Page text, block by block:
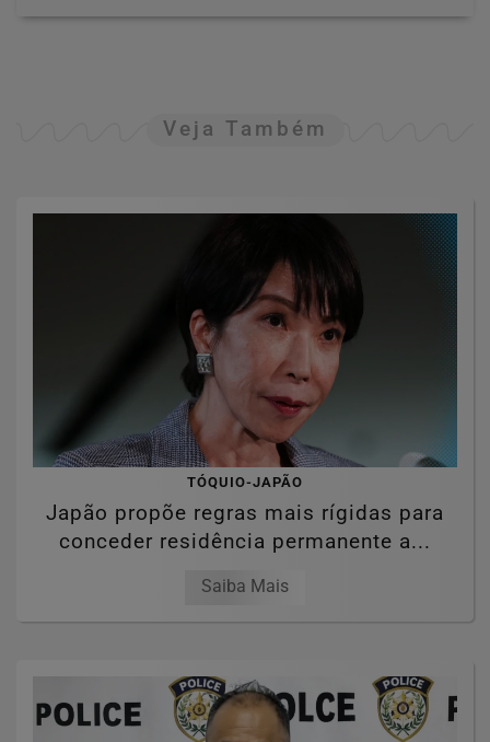
Veja Também
TÓQUIO-JAPÃO
Japão propõe regras mais rígidas para
conceder residência permanente a...
Saiba Mais